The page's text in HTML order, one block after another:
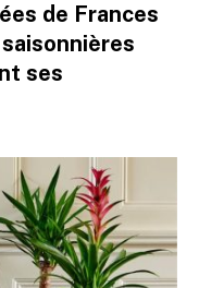
de Frances
ses